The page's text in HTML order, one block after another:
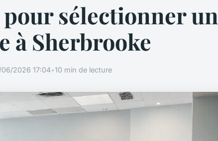
sélectionner un
à Sherbrooke
06/2026 17:04•10 min de lecture